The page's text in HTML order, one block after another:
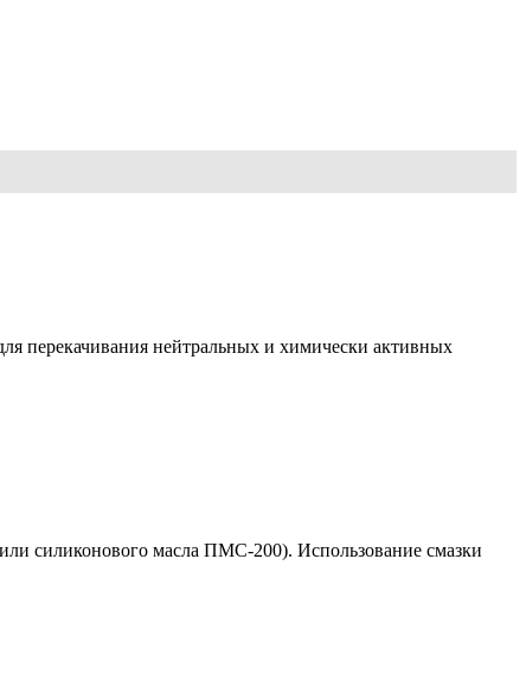
перекачивания нейтральных и химически активных
силиконового масла ПМС-200). Использование смазки